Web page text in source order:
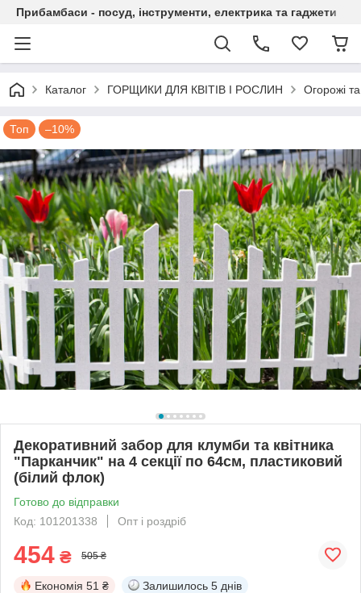
Прибамбаси - посуд, інструменти, електрика та гаджети
Каталог ГОРЩИКИ ДЛЯ КВІТІВ І РОСЛИН Огорожі
Топ –10%
Декоративний забор для клумби та квітника
"Парканчик" на 4 секції по 64см, пластиковий
(білий флок)
Готово до відправки
Код: 101201338
Опт і роздріб
454 ₴ 505 ₴
Економія 51 ₴ Залишилось 5 днів